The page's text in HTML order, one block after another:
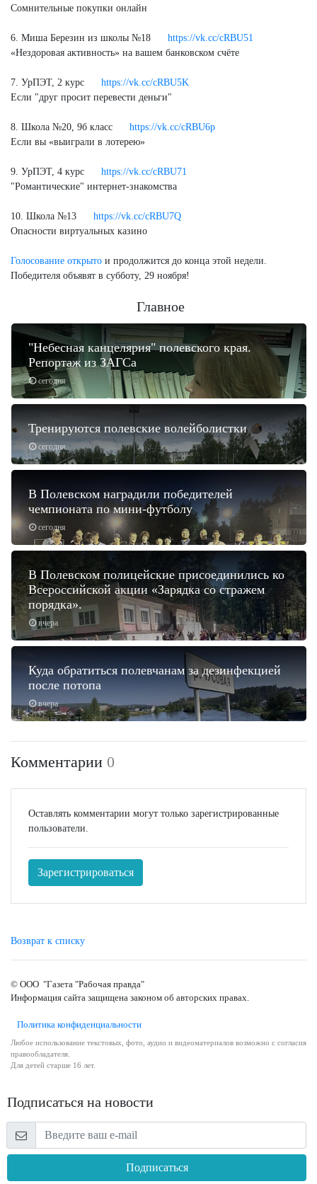
Сомнительные покупки онлайн
6. Миша Березин из школы №18
https://vk.cc/cRBU51
«Нездоровая активность» на вашем банковском счёте
7. УрПЭТ, 2 курс
https://vk.cc/cRBU5K
Если "друг просит перевести деньги"
8. Школа №20, 9б класс
https://vk.cc/cRBU6p
Если вы «выиграли в лотерею»
9. УрПЭТ, 4 курс
https://vk.cc/cRBU71
"Романтические" интернет-знакомства
10. Школа №13
https://vk.cc/cRBU7Q
Опасности виртуальных казино
Голосование открыто и продолжится до конца этой недели.
Победителя объявят в субботу, 29 ноября!
Главное
сегодня
"Небесная канцелярия" полевского края.
Репортаж из ЗАГСа
сегодня
Тренируются полевские волейболистки
сегодня
В Полевском наградили победителей
чемпионата по мини-футболу
вчера
В Полевском полицейские присоединились ко
Всероссийской акции «Зарядка со стражем
порядка».
вчера
Куда обратиться полевчанам за дезинфекцией
после потопа
Комментарии 0
Оставлять комментарии могут только зарегистрированные
пользователи.
Зарегистрироваться
Возврат к списку
© ООО "Газета "Рабочая правда"
Информация сайта защищена законом об авторских правах.
Политика конфиденциальности
Любое использование текстовых, фото, аудио и видеоматериалов возможно с согласия
правообладателя.
Для детей старше 16 лет.
Подписаться на новости
Подписаться